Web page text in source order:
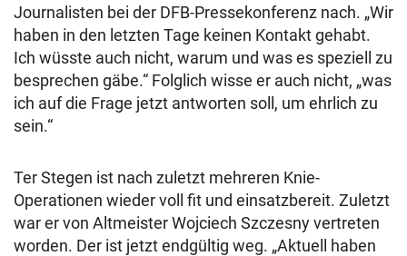
Journalisten bei der DFB-Pressekonferenz nach. „Wir
haben in den letzten Tage keinen Kontakt gehabt.
Ich wüsste auch nicht, warum und was es speziell zu
besprechen gäbe.“ Folglich wisse er auch nicht, „was
ich auf die Frage jetzt antworten soll, um ehrlich zu
sein.“
Ter Stegen ist nach zuletzt mehreren Knie-
Operationen wieder voll fit und einsatzbereit. Zuletzt
war er von Altmeister Wojciech Szczesny vertreten
worden. Der ist jetzt endgültig weg. „Aktuell haben